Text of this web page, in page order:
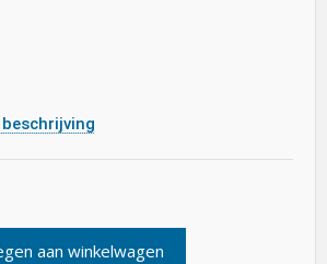
aan winkelwagen